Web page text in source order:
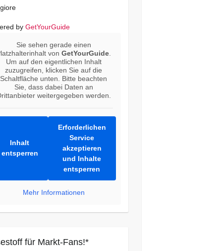
by GetYourGuide
Sie sehen gerade einen
vonGetYourGuide
Um auf den eigentlichen Inhalt
zuzugreifen, klicken Sie auf die
Schaltfläche unten. Bitte beachten
Sie, dass dabei Daten an
weitergegeben werden.
Inhalt
entsperren
Erforderlichen
Service
akzeptieren
und Inhalte
entsperren
Mehr Informationen
für Markt-Fans!*